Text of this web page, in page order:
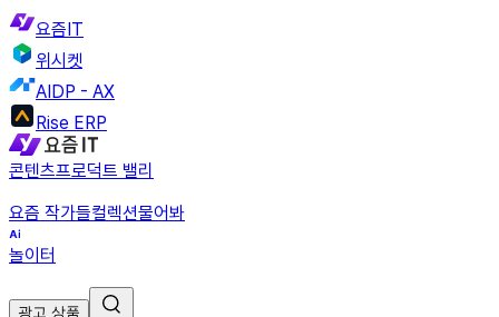
요즘IT
위시켓
AIDP - AX
Rise ERP
콘텐츠프로덕트 밸리
요즘 작가들컬렉션물어봐
놀이터
광고 상품